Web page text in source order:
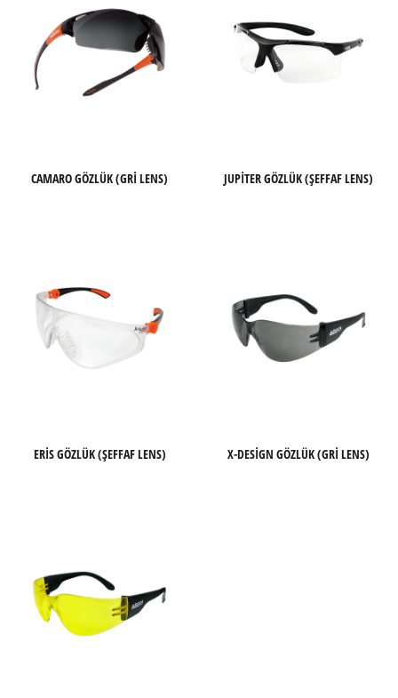
CAMARO GÖZLÜK (GRI LENS) JUPITER GÖZLÜK (ŞEFFAF LENS)
ERIS GÖZLÜK (ŞEFFAF LENS) X-DESIGN GÖZLÜK (GRI LENS)